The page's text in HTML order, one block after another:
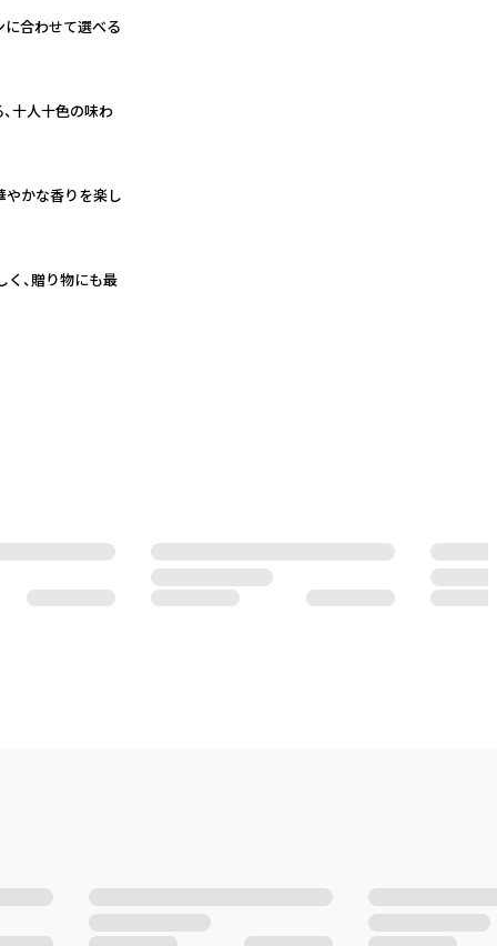
に合わせて選べる
十人十色の味わ
やかな香りを楽し
、贈り物にも最